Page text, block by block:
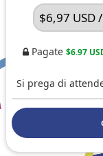
Pagate $6.97
Si prega di